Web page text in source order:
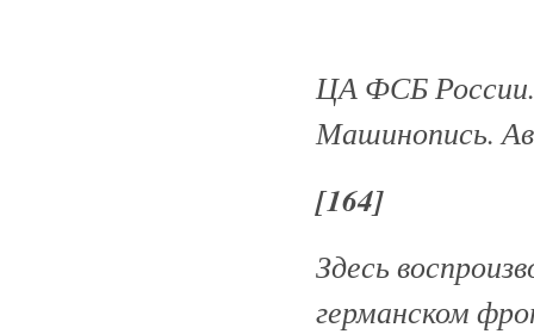
ЦА ФСБ России.
Машинопись.
[164]
Здесь
германском